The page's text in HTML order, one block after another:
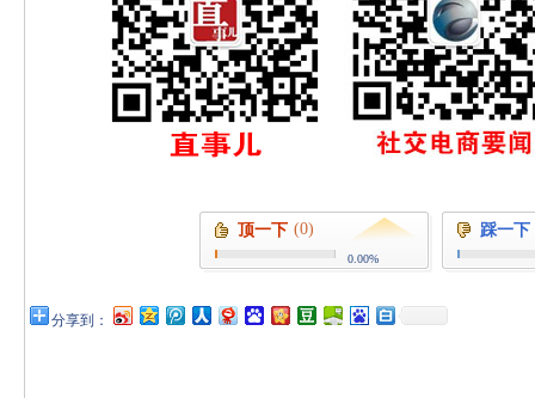
顶一下 (0)
0.00%
踩一下
分享到：